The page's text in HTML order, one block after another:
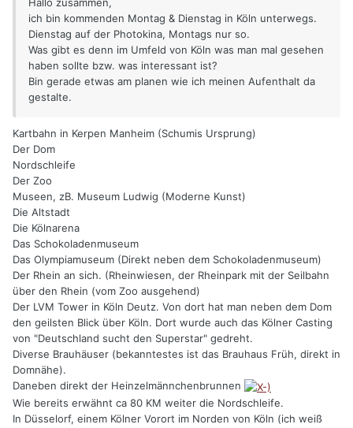
Hallo zusammen,
ich bin kommenden Montag & Dienstag in Köln unterwegs.
Dienstag auf der Photokina, Montags nur so.
Was gibt es denn im Umfeld von Köln was man mal gesehen
haben sollte bzw. was interessant ist?
Bin gerade etwas am planen wie ich meinen Aufenthalt da
gestalte.
Kartbahn in Kerpen Manheim (Schumis Ursprung)
Der Dom
Nordschleife
Der Zoo
Museen, zB. Museum Ludwig (Moderne Kunst)
Die Altstadt
Die Kölnarena
Das Schokoladenmuseum
Das Olympiamuseum (Direkt neben dem Schokoladenmuseum)
Der Rhein an sich. (Rheinwiesen, der Rheinpark mit der Seilbahn
über den Rhein (vom Zoo ausgehend)
Der LVM Tower in Köln Deutz. Von dort hat man neben dem Dom
den geilsten Blick über Köln. Dort wurde auch das Kölner Casting
von "Deutschland sucht den Superstar" gedreht.
Diverse Brauhäuser (bekanntestes ist das Brauhaus Früh, direkt in
Domnähe).
Daneben direkt der Heinzelmännchenbrunnen
Wie bereits erwähnt ca 80 KM weiter die Nordschleife.
In Düsselorf, einem Kölner Vorort im Norden von Köln (ich weiß